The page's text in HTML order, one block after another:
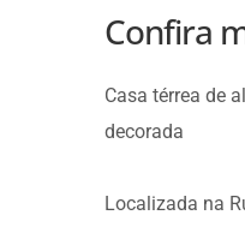
Confira
Casa térrea de
decorada
Localizada na